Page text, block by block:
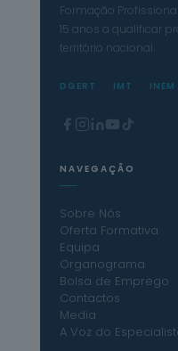
Formação
15 anos a qualificar
território nacional.
DGERT IMT INEM
NAVEGAÇÃO
Sobre Nós
Oferta Formativa
Equipa
Organograma
Bolsa de Emprego
Contactos
Media
A Voz do